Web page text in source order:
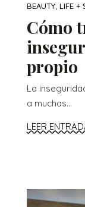
BEAUTY LIFE +
Cómo
propio
La
a muchas...
LEER